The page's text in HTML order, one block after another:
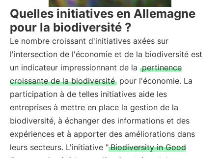
Quelles initiatives en Allemagne
pour la biodiversité ?
Le nombre croissant d'initiatives axées sur
l'intersection de l'économie et de la biodiversité est
un indicateur impressionnant de la pertinence
croissante de la biodiversité pour l'économie. La
participation à de telles initiatives aide les
entreprises à mettre en place la gestion de la
biodiversité, à échanger des informations et des
expériences et à apporter des améliorations dans
leurs secteurs. L'initiative " Biodiversity in Good